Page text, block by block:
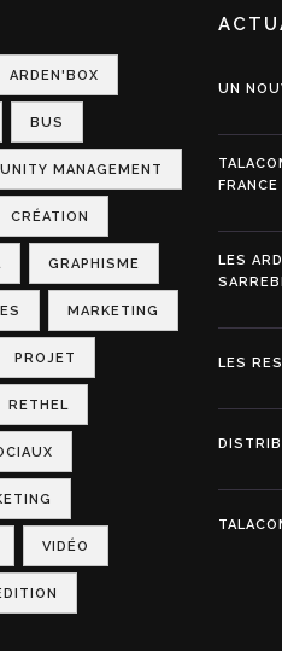
ARDEN'BOX
BUS
MANAGEMENT
CRÉATION
GRAPHISME
MARKETING
PROJET
RETHEL
VIDÉO
UN
FRANCE
LES
LES